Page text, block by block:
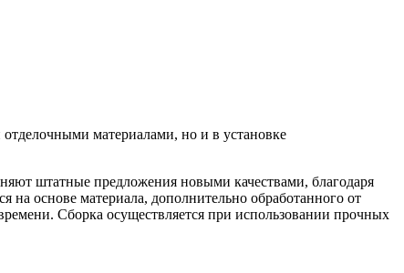
материалами, но и в установке
штатные предложения новыми качествами, благодаря
основе материала, дополнительно обработанного от
Сборка осуществляется при использовании прочных